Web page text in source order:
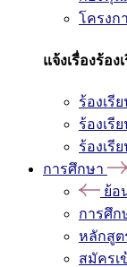
โครงก
แจ้งเรื่องร้อง
ร้องเรี
ร้องเรี
ร้องเรี
การศึกษา
ย้อ
การศึก
หลักสูต
สมัครเ